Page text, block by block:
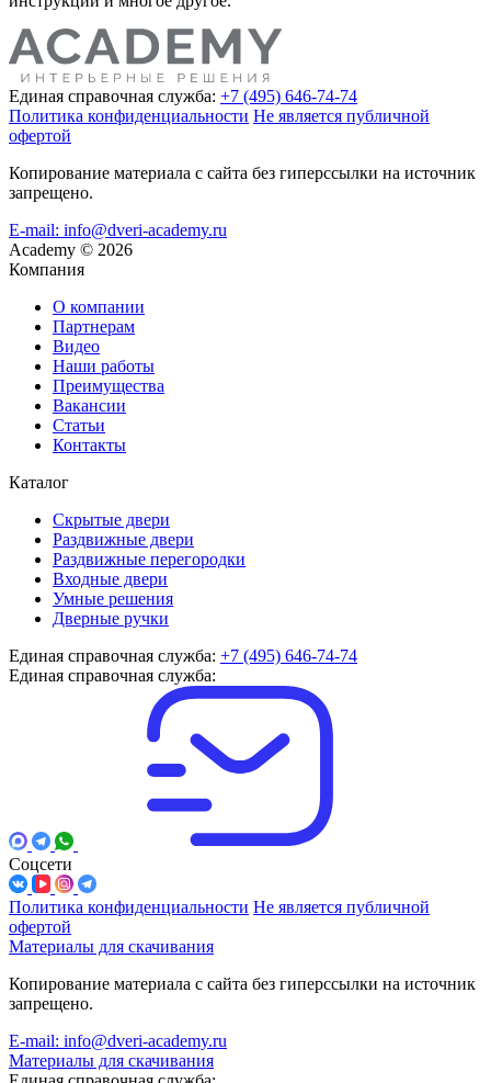
Единая справочная служба: +7 (495) 646-74-74
Политика конфиденциальности Не является публичной
офертой
Копирование материала с сайта без гиперссылки на источник
запрещено.
E-mail: info@dveri-academy.ru
Academy © 2026
Компания
О компании
Партнерам
Видео
Наши работы
Преимущества
Вакансии
Статьи
Контакты
Каталог
Скрытые двери
Раздвижные двери
Раздвижные перегородки
Входные двери
Умные решения
Дверные ручки
Единая справочная служба: +7 (495) 646-74-74
Единая справочная служба:
Соцсети
Политика конфиденциальности Не является публичной
офертой
Материалы для скачивания
Копирование материала с сайта без гиперссылки на источник
запрещено.
E-mail: info@dveri-academy.ru
Материалы для скачивания